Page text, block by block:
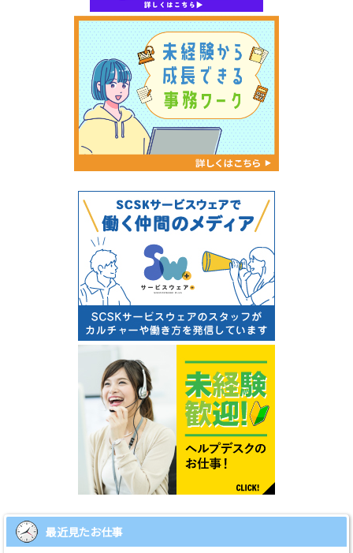
最近見たお仕事